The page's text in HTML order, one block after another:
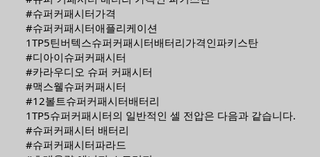
#슈퍼커패시터가격
#슈퍼커패시터애플리케이션
1TP5틴버텍스슈퍼커패시터배터리가격인파키스탄
#디아이슈퍼커패시터
#카라우디오 슈퍼 커패시터
#맥스웰슈퍼커패시터
#12볼트슈퍼커패시터배터리
1TP5슈퍼커패시터의 일반적인 셀 전압은 다음과 같습니다.
#슈퍼커패시터 배터리
#슈퍼커패시터파라드